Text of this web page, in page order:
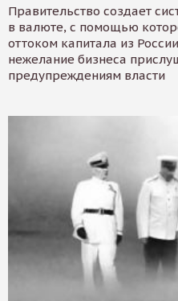
Правительство создает
в валюте, с помощью
оттоком капитала из
нежелание бизнеса
предупреждениям власти